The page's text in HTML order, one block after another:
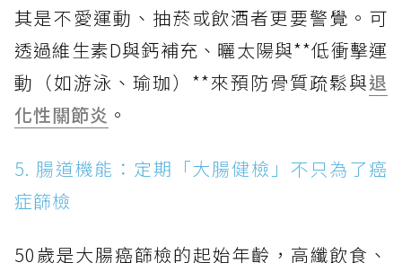
其是不愛運動、抽菸或飲酒者更要警覺。可
透過維生素D與鈣補充、曬太陽與**低衝擊運
動（如游泳、瑜珈）**來預防骨質疏鬆與退
化性關節炎 。
5. 腸道機能：定期「大腸健檢」不只為了癌
症篩檢
50歲是大腸癌篩檢的起始年齡，高纖飲食、